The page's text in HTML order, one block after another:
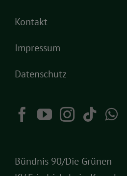
Kontakt
Impressum
Datenschutz
Bündnis 90/Die Grünen